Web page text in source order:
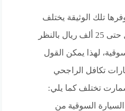
تلك الوثيقة يختلف
من مبلغ 5 آلاف ريال حتى 25 ألف ريال بالنظر
لهذا يمكن القول
تكافل الراجحي
تختلف كما يلي:
السيارة السوقية من